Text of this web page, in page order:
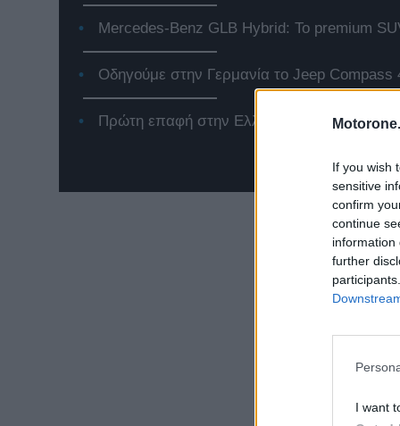
If you wish
sensitive
confirm
continue
information
further
I want
Mercedes-Benz GLB Hybrid: Το premium
Οδηγούμε στην Γερμανία το Jeep Compass
Πρώτη επαφή στην Ελλάδα με το νέο